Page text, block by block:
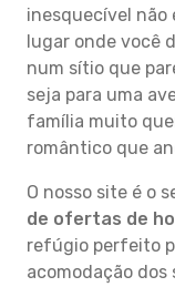
inesquecível não
lugar onde você
num sítio que
seja para uma
família muito
romântico que
O nosso site é o
de ofertas de
refúgio perfeito
acomodação